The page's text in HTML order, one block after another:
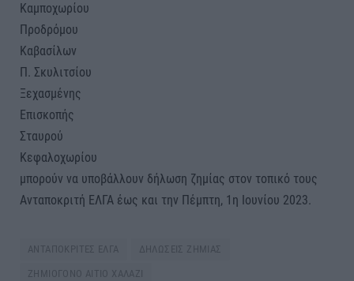
Καμποχωρίου
Προδρόμου
Καβασίλων
Π. Σκυλιτσίου
Ξεχασμένης
Επισκοπής
Σταυρού
Κεφαλοχωρίου
μπορούν να υποβάλλουν δήλωση ζημίας στον τοπικό τους
Ανταποκριτή ΕΛΓΑ έως και την Πέμπτη, 1η Ιουνίου 2023.
ΑΝΤΑΠΟΚΡΙΤΕΣ ΕΛΓΑ ΔΗΛΩΣΕΙΣ ΖΗΜΙΑΣ
ΖΗΜΙΟΓΟΝΟ ΑΙΤΙΟ ΧΑΛΑΖΙ